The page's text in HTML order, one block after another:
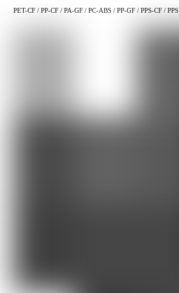
PET-CF / PP-CF / PA-GF / PC-ABS / PP-GF / PPS-CF / PPS